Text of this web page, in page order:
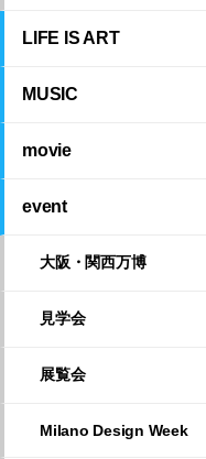
LIFE IS ART
MUSIC
movie
event
大阪・関西万博
見学会
展覧会
Milano Design Week